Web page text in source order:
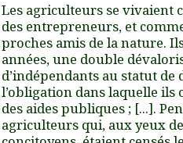
Les agriculteurs se vivaient
des entrepreneurs, et
proches amis de la nature.
années, une double
d’indépendants au statut de
l’obligation dans laquelle ils
des aides publiques ; [...].
agriculteurs qui, aux yeux